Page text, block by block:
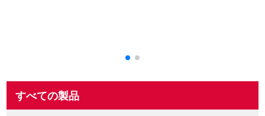
すべての製品